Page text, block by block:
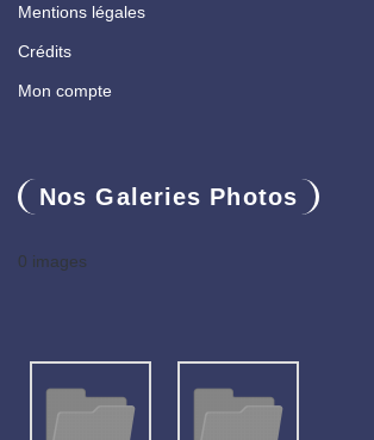
Mentions légales
Crédits
Mon compte
Nos Galeries Photos
0 images